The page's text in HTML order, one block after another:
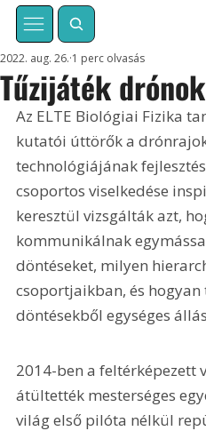
Tűzijáték
2022. aug. 26. 1 perc olvasás
Az ELTE Biológiai Fizika
kutatói úttörők a
technológiájának
csoportos viselkedése
keresztül vizsgálták azt,
kommunikálnak
döntéseket, milyen
csoportjaikban, és hogyan
döntésekből egységes
2014-ben a feltérképezett
átültették mesterséges
világ első pilóta nélkül